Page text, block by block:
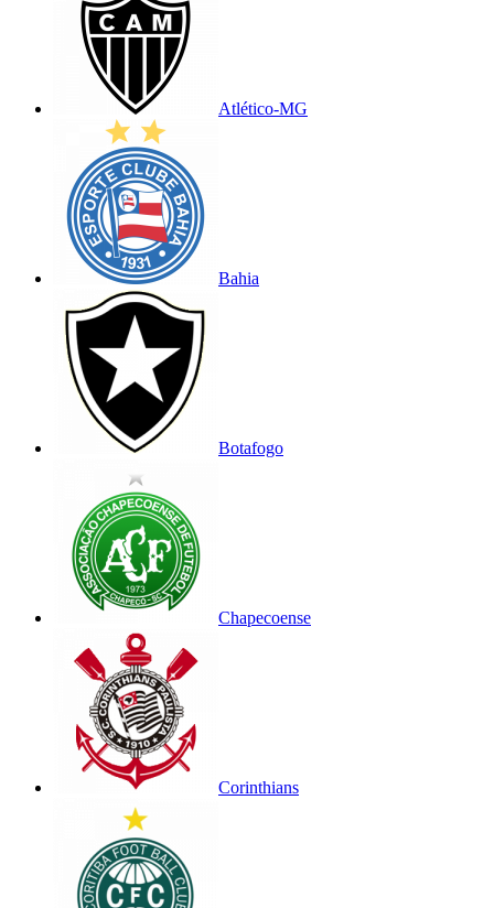
Atlético-MG
Bahia
Botafogo
Chapecoense
Corinthians